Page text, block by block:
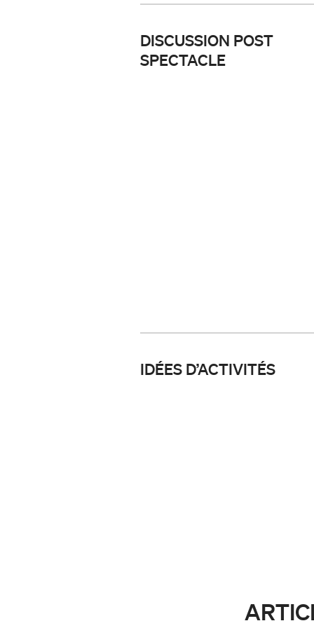
DISCUSSION POST
SPECTACLE
IDÉES D’ACTIVITÉS